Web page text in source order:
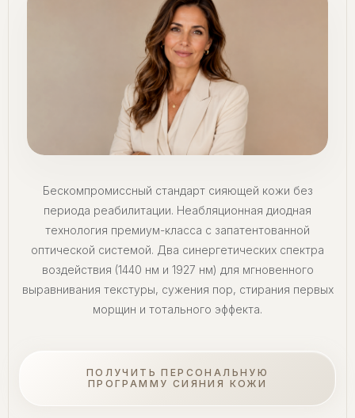
Бескомпромиссный стандарт сияющей кожи без
периода реабилитации. Неабляционная диодная
технология премиум-класса с запатентованной
оптической системой. Два синергетических спектра
воздействия (1440 нм и 1927 нм) для мгновенного
выравнивания текстуры, сужения пор, стирания первых
морщин и тотального эффекта.
ПОЛУЧИТЬ ПЕРСОНАЛЬНУЮ
ПРОГРАММУ СИЯНИЯ КОЖИ